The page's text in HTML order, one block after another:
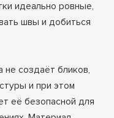
идеально ровные,
швы и добиться
не создаёт бликов,
и при этом
её безопасной для